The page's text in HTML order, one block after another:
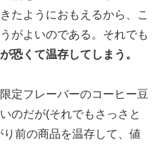
たようにおもえるから、こ
がよいのである。それでも
恐くて温存してしまう。
定フレーバーのコーヒー豆
のだが(それでもさっさと
前の商品を温存して、値